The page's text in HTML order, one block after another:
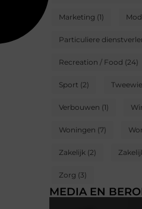
Marketing (1)
Particuliere
Recreation / Food (24)
Sport (2)
Verbouwen (1)
Woningen (7)
Zakelijk (2)
Zorg (3)
MEDIA EN